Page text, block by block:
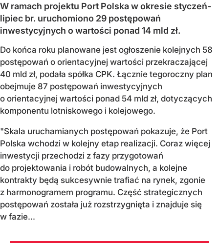
W ramach projektu Port Polska w okresie styczeń-
lipiec br. uruchomiono 29 postępowań
inwestycyjnych o wartości ponad 14 mld zł.
Do końca roku planowane jest ogłoszenie kolejnych 58
postępowań o orientacyjnej wartości przekraczającej
40 mld zł, podała spółka CPK. Łącznie tegoroczny plan
obejmuje 87 postępowań inwestycyjnych
o orientacyjnej wartości ponad 54 mld zł, dotyczących
komponentu lotniskowego i kolejowego.
"Skala uruchamianych postępowań pokazuje, że Port
Polska wchodzi w kolejny etap realizacji. Coraz więcej
inwestycji przechodzi z fazy przygotowań
do projektowania i robót budowalnych, a kolejne
kontrakty będą sukcesywnie trafiać na rynek, zgonie
z harmonogramem programu. Część strategicznych
postępowań została już rozstrzygnięta i znajduje się
w fazie...